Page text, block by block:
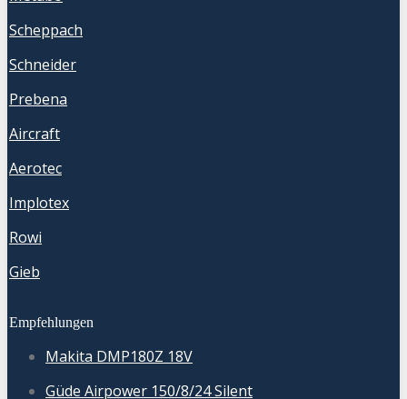
Scheppach
Schneider
Prebena
Aircraft
Aerotec
Implotex
Rowi
Gieb
Empfehlungen
Makita DMP180Z 18V
Güde Airpower 150/8/24 Silent